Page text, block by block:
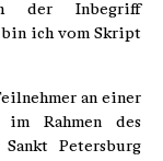
der Inbegriff
bin ich vom Skript
an einer
im Rahmen des
Petersburg